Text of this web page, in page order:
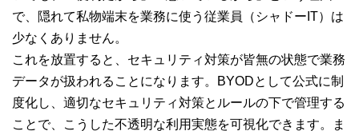
で、隠れて私物端末を業務に使う従業員（シャドーIT）は
少なくありません。
これを放置すると、セキュリティ対策が皆無の状態で業務
データが扱われることになります。BYODとして公式に制
度化し、適切なセキュリティ対策とルールの下で管理する
ことで、こうした不透明な利用実態を可視化できます。ま